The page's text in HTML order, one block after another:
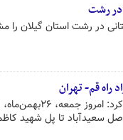
در رشت
در رشت استان گیلان را
راه قم- تهران
مرکز مدیریت
سعیدآباد تا پل شهید